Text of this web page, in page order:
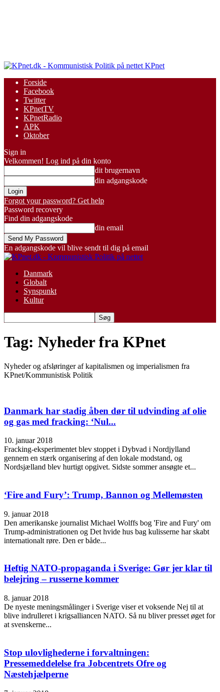
KPnet
Forside
Facebook
Twitter
KPnetTV
KPnetRadio
APK
Oktober
Sign in
Velkommen! Log ind på din konto
dit brugernavn
din adgangskode
Forgot your password? Get help
Password recovery
Find din adgangskode
din email
En adgangskode vil blive sendt til dig på email
Danmark
Globalt
Synspunkt
Kultur
Tag: Nyheder fra KPnet
Nyheder og afsløringer af kapitalismen og imperialismen fra
KPnet/Kommunistisk Politik
Danmark har stadig åben dør til udvinding af olie
og gas med fracking: ‘Nul...
10. januar 2018
Fracking-eksperimentet blev stoppet i Dybvad i Nordjylland
gennem en stærk organisering af den lokale modstand, og
Nordsjælland blev hurtigt opgivet. Sidste sommer ansøgte et...
‘Fire and Fury’: Trump, Bannon og Mellemøsten
9. januar 2018
Den amerikanske journalist Michael Wolffs bog 'Fire and Fury' om
Trump-administrationen og Det hvide hus bag kulisserne har skabt
internationalt røre. Den er både...
Heftig NATO-propaganda i Sverige: Gør jer klar til
belejring – russerne kommer
8. januar 2018
De nyeste meningsmålinger i Sverige viser et voksende Nej til at
blive indrulleret i krigsalliancen NATO. Så nu bliver presset øget for
at svenskerne...
Stop ulovlighederne i forvaltningen:
Pressemeddelelse fra Jobcentrets Ofre og
Næstehjælperne